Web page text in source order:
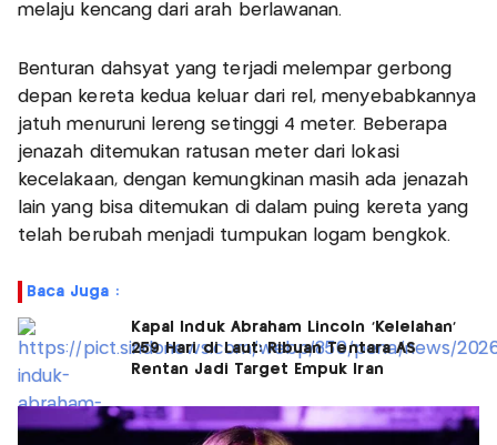
melaju kencang dari arah berlawanan.
Benturan dahsyat yang terjadi melempar gerbong
depan kereta kedua keluar dari rel, menyebabkannya
jatuh menuruni lereng setinggi 4 meter. Beberapa
jenazah ditemukan ratusan meter dari lokasi
kecelakaan, dengan kemungkinan masih ada jenazah
lain yang bisa ditemukan di dalam puing kereta yang
telah berubah menjadi tumpukan logam bengkok.
Baca Juga :
Kapal Induk Abraham Lincoln 'Kelelahan'
259 Hari di Laut: Ribuan Tentara AS
Rentan Jadi Target Empuk Iran